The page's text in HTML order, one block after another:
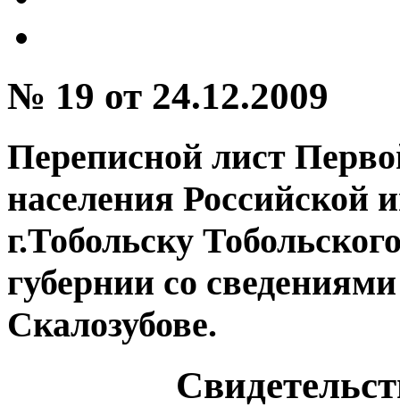
№ 19 от 24.12.2009
Переписной лист
населения Российской
г.Тобольску
губернии со
Скалозубове.